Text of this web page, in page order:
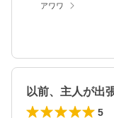
アワワ
5